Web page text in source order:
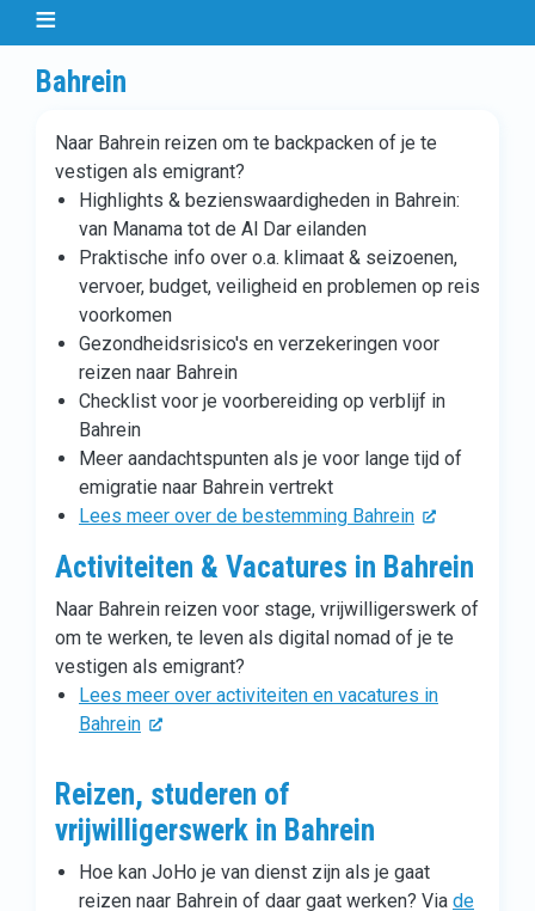
Bahrein
Naar Bahrein reizen om te backpacken of je te
vestigen als emigrant?
Highlights & bezienswaardigheden in Bahrein:
van Manama tot de Al Dar eilanden
Praktische info over o.a. klimaat & seizoenen,
vervoer, budget, veiligheid en problemen op reis
voorkomen
Gezondheidsrisico's en verzekeringen voor
reizen naar Bahrein
Checklist voor je voorbereiding op verblijf in
Bahrein
Meer aandachtspunten als je voor lange tijd of
emigratie naar Bahrein vertrekt
Lees meer over de bestemming Bahrein
Activiteiten & Vacatures in Bahrein
Naar Bahrein reizen voor stage, vrijwilligerswerk of
om te werken, te leven als digital nomad of je te
vestigen als emigrant?
Lees meer over activiteiten en vacatures in
Bahrein
Reizen, studeren of
vrijwilligerswerk in Bahrein
Hoe kan JoHo je van dienst zijn als je gaat
reizen naar Bahrein of daar gaat werken? Via de